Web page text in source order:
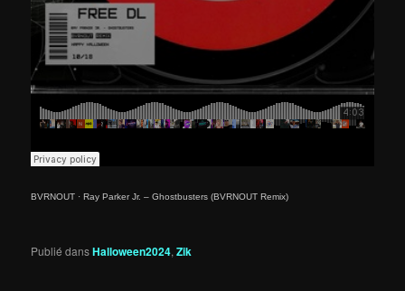
BVRNOUT · Ray Parker Jr. – Ghostbusters (BVRNOUT Remix)
Publié dansHalloween2024,Zik